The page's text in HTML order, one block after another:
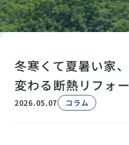
冬寒くて夏暑い家
変わる断熱リフォ
2026.05.07 コラム